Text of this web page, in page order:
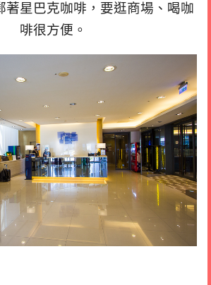
著星巴克咖啡，要逛商場、喝咖
啡很方便。